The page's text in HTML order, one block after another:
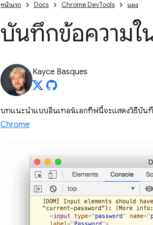
หน้าแรก Docs Chrome DevTools แผง
บันทึกข้อความใ
Kayce Basques
บทแนะนำแบบอินเทอร์แอกทีฟนี้จะแสดงวิธีบันทึ
Chrome